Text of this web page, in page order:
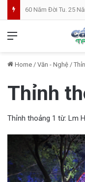
Home / Văn - Nghệ /
Thỉnh
Thỉnh thoảng 1 từ: Lm